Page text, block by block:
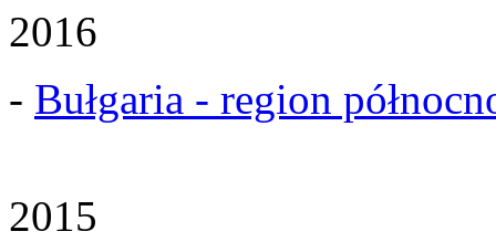
2016
- Bułgaria - region
2015